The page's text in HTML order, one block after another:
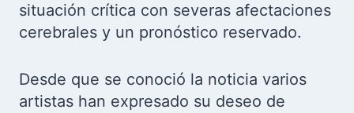
situación crítica con severas afectaciones
cerebrales y un pronóstico reservado.
Desde que se conoció la noticia varios
artistas han expresado su deseo de